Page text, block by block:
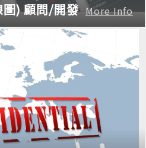
圖) 顧問/開發 More Info